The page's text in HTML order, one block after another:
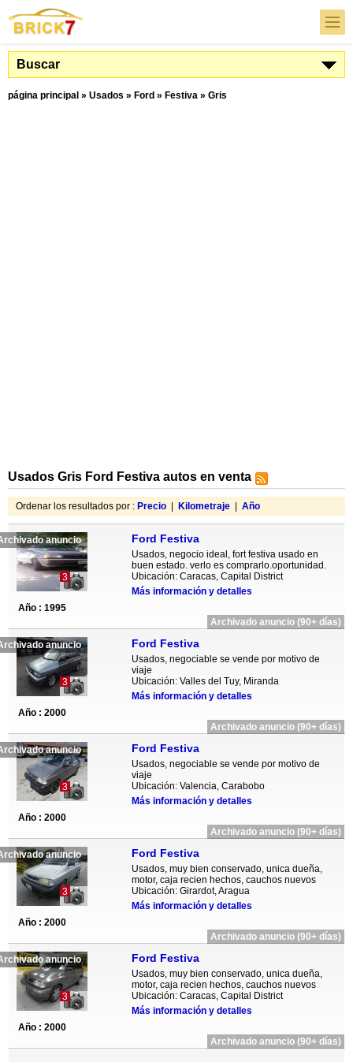
Buscar
página principal » Usados » Ford » Festiva » Gris
Usados Gris Ford Festiva autos en venta
Ordenar los resultados por : Precio Kilometraje Año
anuncio
3
Ford Festiva
Usados, negocio ideal, fort festiva usado en
buen estado. verlo es comprarlo.oportunidad.
Ubicación: Caracas, Capital District
Más información y detalles
Año : 1995
Archivado anuncio (90+ días)
anuncio
3
Ford Festiva
Usados, negociable se vende por motivo de
viaje
Ubicación: Valles del Tuy, Miranda
Más información y detalles
Año : 2000
Archivado anuncio (90+ días)
anuncio
3
Ford Festiva
Usados, negociable se vende por motivo de
viaje
Ubicación: Valencia, Carabobo
Más información y detalles
Año : 2000
Archivado anuncio (90+ días)
anuncio
3
Ford Festiva
Usados, muy bien conservado, unica dueña,
motor, caja recien hechos, cauchos nuevos
Ubicación: Girardot, Aragua
Más información y detalles
Año : 2000
Archivado anuncio (90+ días)
anuncio
3
Ford Festiva
Usados, muy bien conservado, unica dueña,
motor, caja recien hechos, cauchos nuevos
Ubicación: Caracas, Capital District
Más información y detalles
Año : 2000
Archivado anuncio (90+ días)